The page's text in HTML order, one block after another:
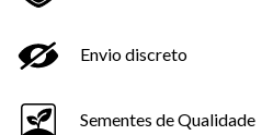
Envio discreto
Sementes de Qualidade